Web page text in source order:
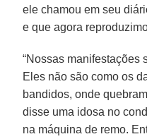
ele chamou em seu
e que agora
“Nossas manifestações
Eles não são como os
bandidos, onde
disse uma idosa no
na máquina de remo.